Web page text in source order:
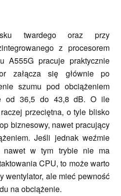
twardego oraz przy
z procesorem
A555G pracuje praktycznie
załącza się głównie po
szumu pod obciążeniem
od 36,5 do 43,8 dB. O ile
przeciętna, o tyle blisko
biznesowy, nawet pracujący
Jeśli jednak weźmie
w tym trybie nie ma
CPU, to może warto
wentylator, ale mieć pewność
na obciążenie.